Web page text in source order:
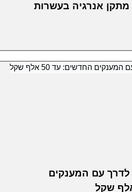
אנרגיה בעשרות
לדרך עם המענקים